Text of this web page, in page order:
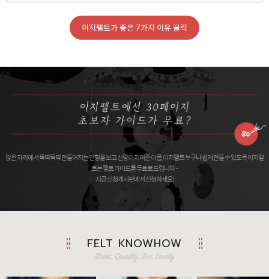
이지펠트가 좋은 7가지 이유 클릭
앉은 자리에서 뚝딱뚝딱 만들어지는 인형을 보고 신랑이 지어준 이름, 이지펠트 누구나 쉽게 만들 수 있도록 이지펠
트는 펠트 가이드를 무료로 드립니다 ~
지금 신청게시판에서 신청하세요!
FELT KNOWHOW